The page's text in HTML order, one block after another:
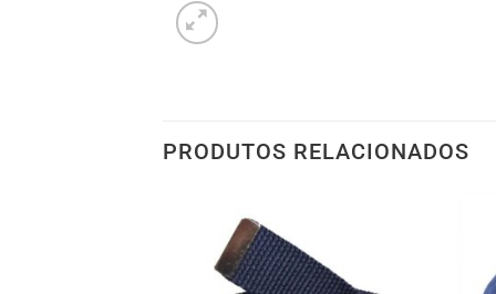
PRODUTOS RELACIONADOS